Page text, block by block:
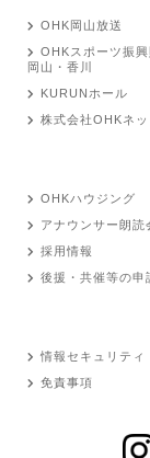
OHK岡山放送
OHKスポーツ振
岡山・香川
KURUNホール
株式会社OHKネッ
OHKハウジング
アナウンサー朗読
採用情報
後援・共催等の申
情報セキュリティ
免責事項